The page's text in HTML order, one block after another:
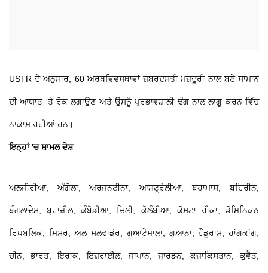
USTR ਦੇ ਅਨੁਸਾਰ, 60 ਅਰਥਵਿਵਸਥਾਵਾਂ ਜ਼ਬਰਦਸਤੀ ਮਜ਼ਦੂਰੀ ਨਾਲ ਬਣੇ ਸਾਮਾਨ
ਦੀ ਆਯਾਤ 'ਤੇ ਰੋਕ ਲਗਾਉਣ ਅਤੇ ਉਸਨੂੰ ਪ੍ਰਭਾਵਸ਼ਾਲੀ ਢੰਗ ਨਾਲ ਲਾਗੂ ਕਰਨ ਵਿੱਚ
ਨਾਕਾਮ ਰਹੀਆਂ ਹਨ।
ਇਨ੍ਹਾਂ 'ਚ ਸ਼ਾਮਲ ਦੇਸ਼
ਅਲਜੀਰੀਆ, ਅੰਗੋਲਾ, ਅਰਜਨਟੀਨਾ, ਆਸਟ੍ਰੇਲੀਆ, ਬਹਾਮਾਸ, ਬਹਿਰੀਨ,
ਬੰਗਲਾਦੇਸ਼, ਬ੍ਰਾਜ਼ੀਲ, ਕੰਬੋਡੀਆ, ਚਿਲੀ, ਕੋਲੰਬੀਆ, ਕੋਸਟਾ ਰੀਕਾ, ਡੋਮਿਨਿਕਨ
ਰਿਪਬਲਿਕ, ਮਿਸਰ, ਅਲ ਸਲਵਾਡੋਰ, ਗੁਆਟੇਮਾਲਾ, ਗੁਆਨਾ, ਹੌਂਡੂਰਾਸ, ਹਾਂਗਕਾਂਗ,
ਚੀਨ, ਭਾਰਤ, ਇਰਾਕ, ਇਜ਼ਰਾਈਲ, ਜਾਪਾਨ, ਜਾਰਡਨ, ਕਜ਼ਾਕਿਸਤਾਨ, ਕੁਵੈਤ,